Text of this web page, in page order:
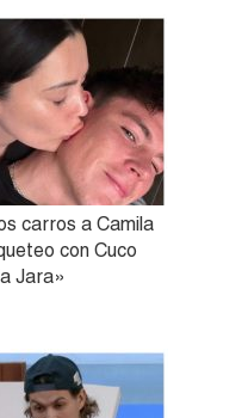
carros a Camila
con Cuco
Jara»